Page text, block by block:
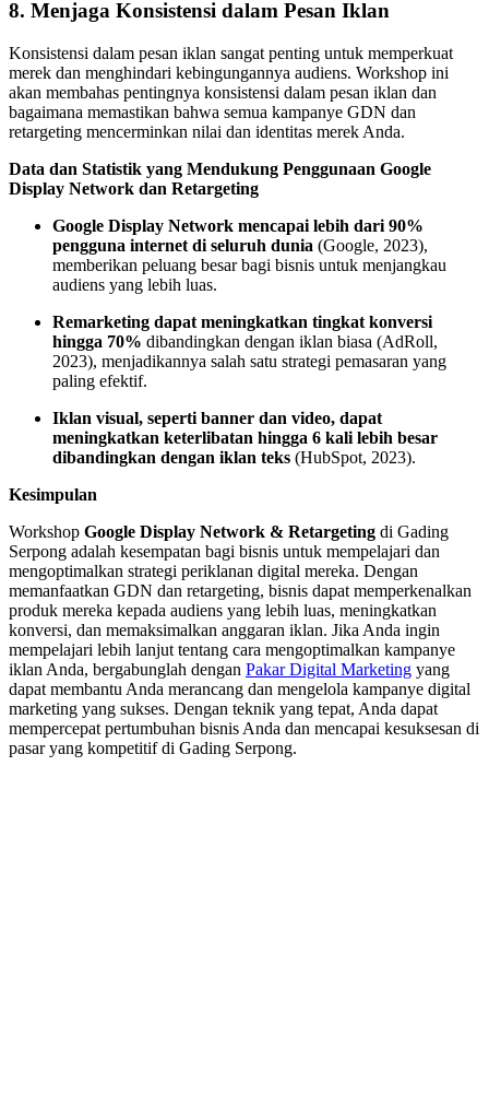
8. Menjaga Konsistensi dalam Pesan Iklan
Konsistensi dalam pesan iklan sangat penting untuk memperkuat
merek dan menghindari kebingungannya audiens. Workshop ini
akan membahas pentingnya konsistensi dalam pesan iklan dan
bagaimana memastikan bahwa semua kampanye GDN dan
retargeting mencerminkan nilai dan identitas merek Anda.
Data dan Statistik yang Mendukung Penggunaan Google
Display Network dan Retargeting
Google Display Network mencapai lebih dari 90%
pengguna internet di seluruh dunia (Google, 2023),
memberikan peluang besar bagi bisnis untuk menjangkau
audiens yang lebih luas.
Remarketing dapat meningkatkan tingkat konversi
hingga 70% dibandingkan dengan iklan biasa (AdRoll,
2023), menjadikannya salah satu strategi pemasaran yang
paling efektif.
Iklan visual, seperti banner dan video, dapat
meningkatkan keterlibatan hingga 6 kali lebih besar
dibandingkan dengan iklan teks (HubSpot, 2023).
Kesimpulan
Workshop Google Display Network & Retargeting di Gading
Serpong adalah kesempatan bagi bisnis untuk mempelajari dan
mengoptimalkan strategi periklanan digital mereka. Dengan
memanfaatkan GDN dan retargeting, bisnis dapat memperkenalkan
produk mereka kepada audiens yang lebih luas, meningkatkan
konversi, dan memaksimalkan anggaran iklan. Jika Anda ingin
mempelajari lebih lanjut tentang cara mengoptimalkan kampanye
iklan Anda, bergabunglah dengan Pakar Digital Marketing yang
dapat membantu Anda merancang dan mengelola kampanye digital
marketing yang sukses. Dengan teknik yang tepat, Anda dapat
mempercepat pertumbuhan bisnis Anda dan mencapai kesuksesan di
pasar yang kompetitif di Gading Serpong.